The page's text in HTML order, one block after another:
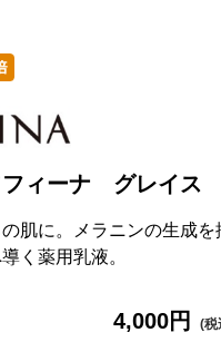
ィーナ グレイス
の肌に。メラニンの生成
く薬用乳液。
4,000円 (税